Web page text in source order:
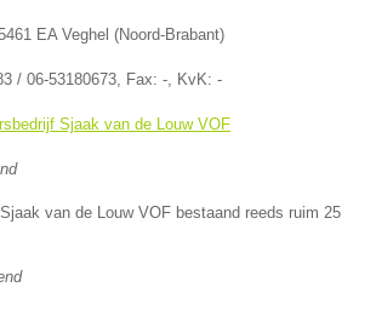
EA Veghel (Noord-Brabant)
/ 06-53180673, Fax: -, KvK: -
Sjaak van de Louw VOF
van de Louw VOF bestaand reeds ruim 25